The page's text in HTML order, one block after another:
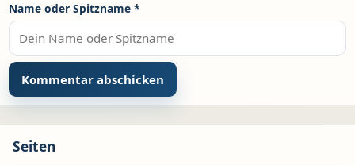
Name oder Spitzname *
Seiten